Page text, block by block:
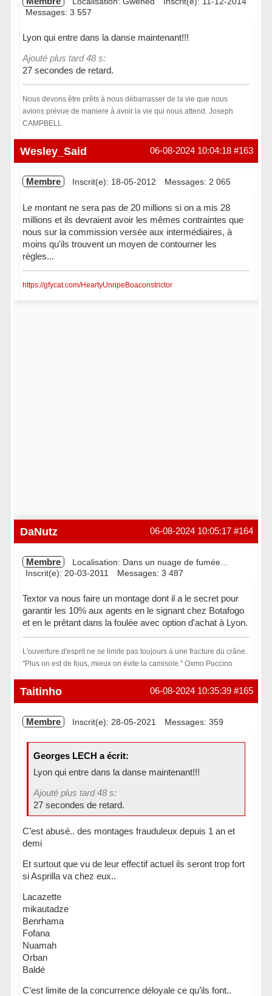
Messages: 3 557
Lyon qui entre dans la danse maintenant!!!
Ajouté plus tard 48 s:
27 secondes de retard.
Nous devons être prêts à nous débarrasser de la vie que nous
avions prévue de maniere à avoir la vie qui nous attend. Joseph
CAMPBELL
Hors ligne #163
06-08-2024 10:04:18
Wesley_Said
Membre Inscrit(e): 18-05-2012 Messages: 2 065
Le montant ne sera pas de 20 millions si on a mis 28
millions et ils devraient avoir les mêmes contraintes que
nous sur la commission versée aux intermédiaires, à
moins qu'ils trouvent un moyen de contourner les
règles...
https://gfycat.com/HeartyUnripeBoaconstrictor
#164
06-08-2024 10:05:17
DaNutz
Membre
Localisation: Dans un nuage de fumée...
Inscrit(e): 20-03-2011
Messages: 3 487
Textor va nous faire un montage dont il a le secret pour
garantir les 10% aux agents en le signant chez Botafogo
et en le prêtant dans la foulée avec option d'achat à Lyon.
L'ouverture d'esprit ne se limite pas toujours à une fracture du crâne.
"Plus on est de fous, mieux on évite la camisole." Oxmo Puccino
Hors ligne #165
06-08-2024 10:35:39
Taitinho
Membre Inscrit(e): 28-05-2021 Messages: 359
Georges LECH a écrit:
Lyon qui entre dans la danse maintenant!!!
Ajouté plus tard 48 s:
27 secondes de retard.
C’est abusé.. des montages frauduleux depuis 1 an et
demi
Et surtout que vu de leur effectif actuel ils seront trop fort
si Asprilla va chez eux..
Lacazette
mikautadze
Benrhama
Fofana
Nuamah
Orban
Baldé
C’est limite de la concurrence déloyale ce qu’ils font..